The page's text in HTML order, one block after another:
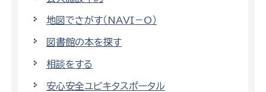
地図でさがす（NAVI－O）
図書館の本を探す
相談をする
安心安全ユビキタスポータル